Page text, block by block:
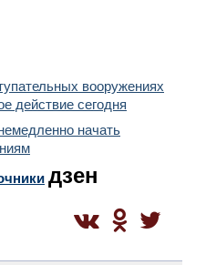
вооружениях
действие сегодня
начать
дзен